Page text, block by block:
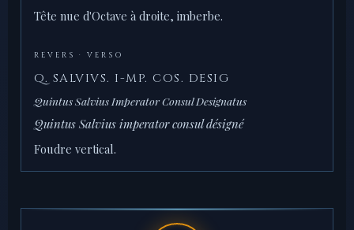
Tête nue d'Octave à droite, imberbe.
REVERS · VERSO
Q. SALVIVS. I-MP. COS. DESIG
Quintus Salvius Imperator Consul Designatus
Quintus Salvius imperator consul désigné
Foudre vertical.